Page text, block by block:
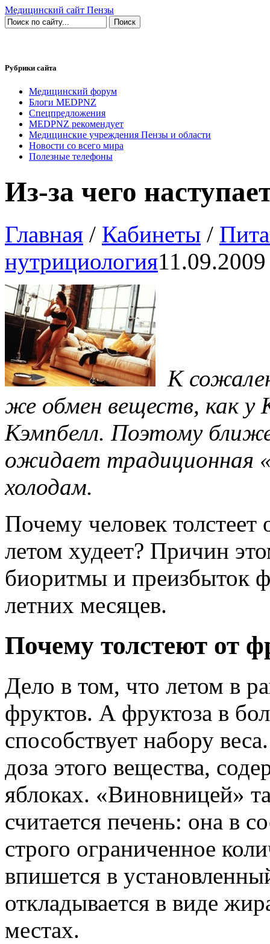
Медицинский сайт Пензы
Рубрики сайта
Медицинский форум
Блоги MEDPNZ
Спецпредложения
MEDPNZ рекомендует
Медицинские учреждения Пензы и области
Новости со всего мира
Полезные телефоны
Из-за чего
Главная / Кабинеты /
нутрициология11.09.2009
К
же обмен веществ, как у
Кэмпбелл. Поэтому
ожидает традиционная
холодам.
Почему человек
летом худеет? Причин
биоритмы и преизбыток
летних месяцев.
Почему толстеют от
Дело в том, что летом в
фруктов. А фруктоза в
способствует набору
доза этого вещества,
яблоках. «Виновницей»
считается печень: она в
строго ограниченное
впишется в
откладывается в виде
местах.